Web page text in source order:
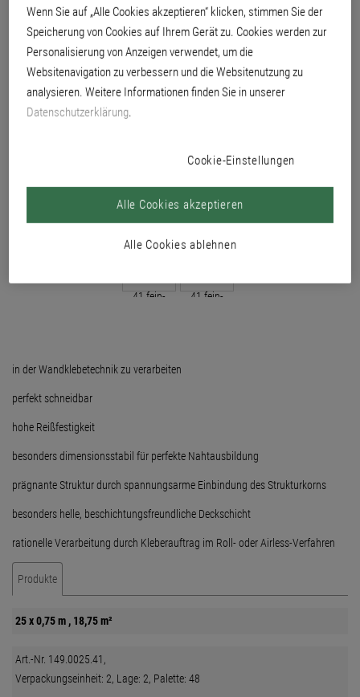
in der Wandklebetechnik zu verarbeiten
perfekt schneidbar
hohe Reißfestigkeit
besonders dimensionsstabil für perfekte Nahtausbildung
prägnante Struktur durch spannungsarme Einbindung des Strukturkorns
besonders helle, beschichtungsfreundliche Deckschicht
rationelle Verarbeitung durch Kleberauftrag im Roll- oder Airless-Verfahren
Produkte
25 x 0,75 m , 18,75 m²
Art.-Nr. 149.0025.41,
Verpackungseinheit: 2, Lage: 2, Palette: 48
Wenn Sie auf „Alle Cookies akzeptieren“ klicken, stimmen Sie der
Speicherung von Cookies auf Ihrem Gerät zu. Cookies werden zur
Personalisierung von Anzeigen verwendet, um die
Websitenavigation zu verbessern und die Websitenutzung zu
analysieren. Weitere Informationen finden Sie in unserer
Datenschutzerklärung.
Cookie-Einstellungen
Alle Cookies ablehnen
Alle Cookies akzeptieren